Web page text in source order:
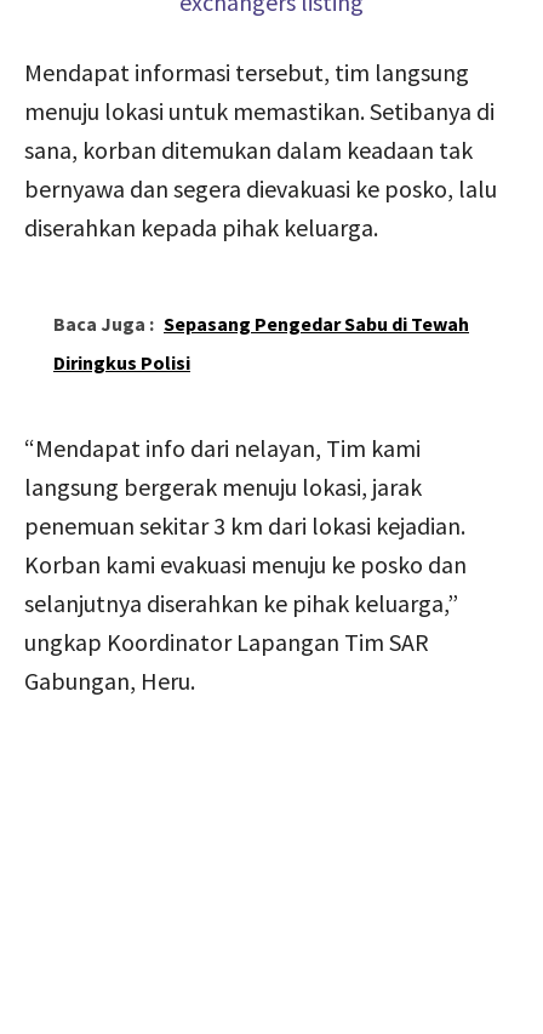
Mendapat informasi tersebut, tim langsung
menuju lokasi untuk memastikan. Setibanya di
sana, korban ditemukan dalam keadaan tak
bernyawa dan segera dievakuasi ke posko, lalu
diserahkan kepada pihak keluarga.
Baca Juga : Sepasang Pengedar Sabu di Tewah
Diringkus Polisi
“Mendapat info dari nelayan, Tim kami
langsung bergerak menuju lokasi, jarak
penemuan sekitar 3 km dari lokasi kejadian.
Korban kami evakuasi menuju ke posko dan
selanjutnya diserahkan ke pihak keluarga,”
ungkap Koordinator Lapangan Tim SAR
Gabungan, Heru.